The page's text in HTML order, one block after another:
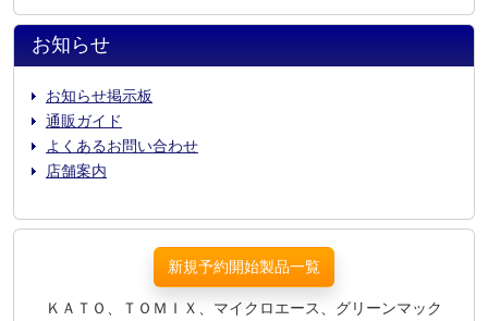
お知らせ
お知らせ掲示板
通販ガイド
よくあるお問い合わせ
店舗案内
新規予約開始製品一覧
ＫＡＴＯ、ＴＯＭＩＸ、マイクロエース、グリーンマック